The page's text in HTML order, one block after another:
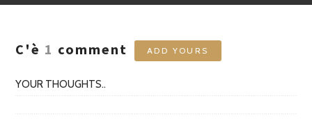
C'è 1 comment ADD YOURS